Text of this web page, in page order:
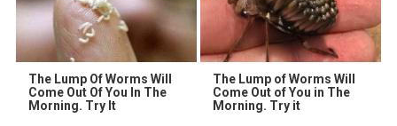
The Lump Of Worms Will
Come Out Of You In The
Morning. Try It
The Lump of Worms Will
Come Out of You in The
Morning. Try it